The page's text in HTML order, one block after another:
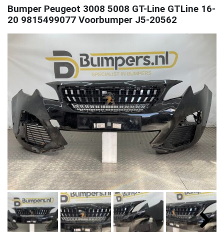
Bumper Peugeot 3008 5008 GT-Line GTLine 16-
20 9815499077 Voorbumper J5-20562